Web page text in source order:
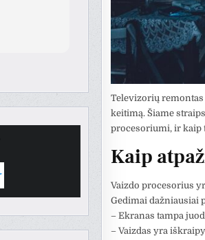
Televizorių remontas
keitimą. Šiame
procesoriumi, ir kaip
Kaip
Vaizdo procesorius
Gedimai dažniausiai
– Ekranas tampa
– Vaizdas yra